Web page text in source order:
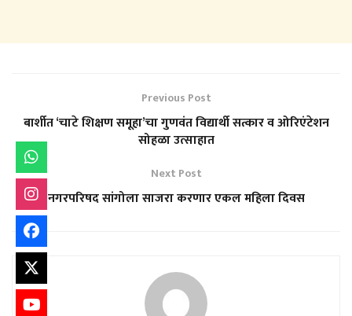
Previous Post
बार्शीत ‘चाटे शिक्षण समूहा’चा गुणवंत विद्यार्थी सत्कार व ओरिएंटेशन
सोहळा उत्साहात
Next Post
नगरपरिषद सांगोला साजरा करणार एकल महिला दिवस